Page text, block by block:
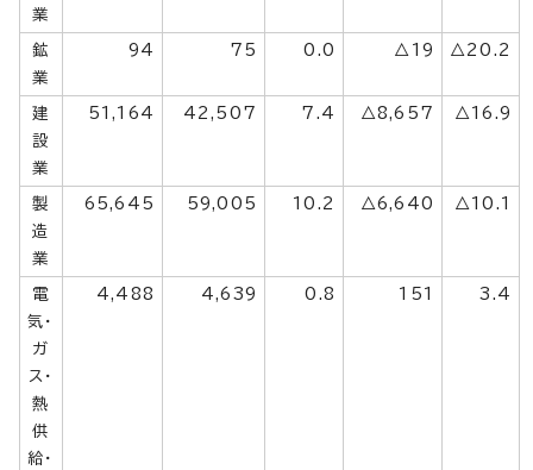
業
鉱
業
94 75 0.0 △19 △20.2
建
設
業
51,164 42,507 7.4 △8,657 △16.9
製
造
業
65,645 59,005 10.2 △6,640 △10.1
電
気・
ガ
ス・
熱
供
給・
4,488 4,639 0.8 151 3.4